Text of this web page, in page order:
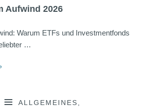
Aufwind 2026
Warum ETFs und Investmentfonds
…
ALLGEMEINES